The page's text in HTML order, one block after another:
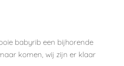
babyrib een bijhorende
komen, wij zijn er klaar